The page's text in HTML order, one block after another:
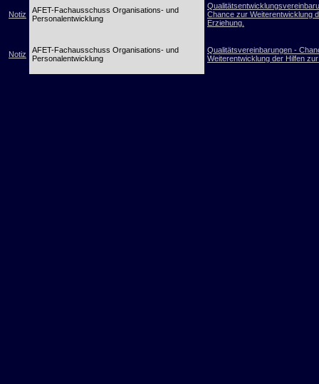
Notiz
AFET-Fachausschuss Organisations- und
Personalentwicklung
Chance zur Weiterentwicklung
Erziehung.
Notiz
AFET-Fachausschuss Organisations- und
Personalentwicklung
Qualitätsvereinbarungen -
Weiterentwicklung der Hilfen